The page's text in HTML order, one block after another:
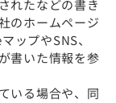
れたなどの書き
のホームページ
ップやSNS、
書いた情報を参
いる場合や、同